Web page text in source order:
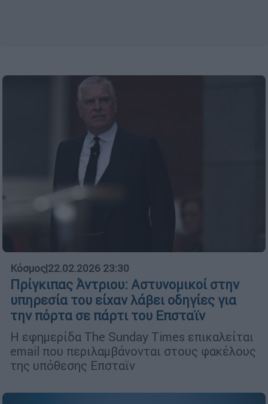
Κόσμος|22.02.2026 23:30
Πρίγκιπας Άντριου: Αστυνομικοί στην
υπηρεσία του είχαν λάβει οδηγίες για
την πόρτα σε πάρτι του Επσταϊν
Η εφημερίδα The Sunday Times επικαλείται
email που περιλαμβάνονται στους φακέλους
της υπόθεσης Επσταϊν